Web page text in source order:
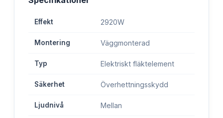
Effekt 2920W
Montering Väggmonterad
Typ Elektriskt fläktelement
Säkerhet Överhettningsskydd
Ljudnivå Mellan